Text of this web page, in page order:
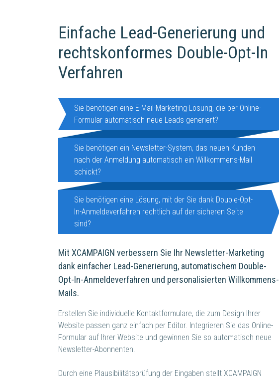
Einfache Lead-Generierung und
rechtskonformes Double-Opt-In
Verfahren
Sie benötigen eine E-Mail-Marketing-Lösung, die per Online-
Formular automatisch neue Leads generiert?
Sie benötigen ein Newsletter-System, das neuen Kunden
nach der Anmeldung automatisch ein Willkommens-Mail
schickt?
Sie benötigen eine Lösung, mit der Sie dank Double-Opt-
In-Anmeldeverfahren rechtlich auf der sicheren Seite
sind?
Mit XCAMPAIGN verbessern Sie Ihr Newsletter-Marketing
dank einfacher Lead-Generierung, automatischem Double-
Opt-In-Anmeldeverfahren und personalisierten Willkommens-
Mails.
Erstellen Sie individuelle Kontaktformulare, die zum Design Ihrer
Website passen ganz einfach per Editor. Integrieren Sie das Online-
Formular auf Ihrer Website und gewinnen Sie so automatisch neue
Newsletter-Abonnenten.
Durch eine Plausibilitätsprüfung der Eingaben stellt XCAMPAIGN